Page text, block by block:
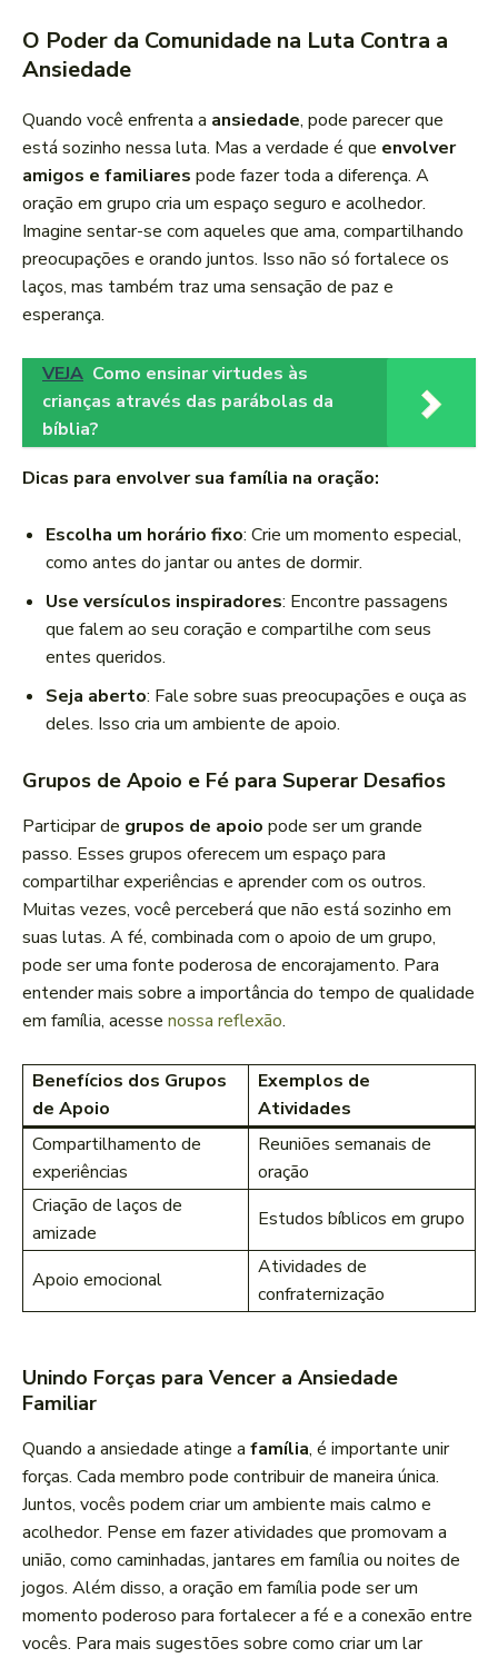
O Poder da Comunidade na Luta Contra a
Ansiedade
Quando você enfrenta a ansiedade, pode parecer que
está sozinho nessa luta. Mas a verdade é que envolver
amigos e familiares pode fazer toda a diferença. A
oração em grupo cria um espaço seguro e acolhedor.
Imagine sentar-se com aqueles que ama, compartilhando
preocupações e orando juntos. Isso não só fortalece os
laços, mas também traz uma sensação de paz e
esperança.
VEJA Como ensinar virtudes às
crianças através das parábolas da
bíblia?
Dicas para envolver sua família na oração:
Escolha um horário fixo: Crie um momento especial,
como antes do jantar ou antes de dormir.
Use versículos inspiradores: Encontre passagens
que falem ao seu coração e compartilhe com seus
entes queridos.
Seja aberto: Fale sobre suas preocupações e ouça as
deles. Isso cria um ambiente de apoio.
Grupos de Apoio e Fé para Superar Desafios
Participar de grupos de apoio pode ser um grande
passo. Esses grupos oferecem um espaço para
compartilhar experiências e aprender com os outros.
Muitas vezes, você perceberá que não está sozinho em
suas lutas. A fé, combinada com o apoio de um grupo,
pode ser uma fonte poderosa de encorajamento. Para
entender mais sobre a importância do tempo de qualidade
em família, acesse nossa reflexão.
Benefícios dos Grupos
de Apoio
Exemplos de
Atividades
Compartilhamento de
experiências
Reuniões semanais de
oração
Criação de laços de
amizade
Estudos bíblicos em grupo
Apoio emocional
Atividades de
confraternização
Unindo Forças para Vencer a Ansiedade
Familiar
Quando a ansiedade atinge a família, é importante unir
forças. Cada membro pode contribuir de maneira única.
Juntos, vocês podem criar um ambiente mais calmo e
acolhedor. Pense em fazer atividades que promovam a
união, como caminhadas, jantares em família ou noites de
jogos. Além disso, a oração em família pode ser um
momento poderoso para fortalecer a fé e a conexão entre
vocês. Para mais sugestões sobre como criar um lar